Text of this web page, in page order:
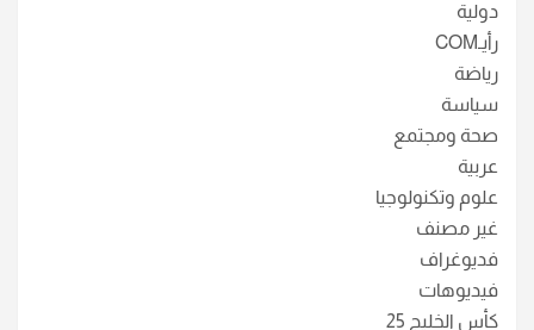
دولية
رأيـCOM
رياضة
سياسة
صحة ومجتمع
عربية
علوم وتكنولوجيا
غير مصنف
فديوغراف
فيديوهات
كأس الخليج 25